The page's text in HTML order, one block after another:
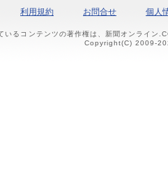
利用規約 お問合せ 個人
いるコンテンツの著作権は、新聞オンライン
Copyright(C) 2009-